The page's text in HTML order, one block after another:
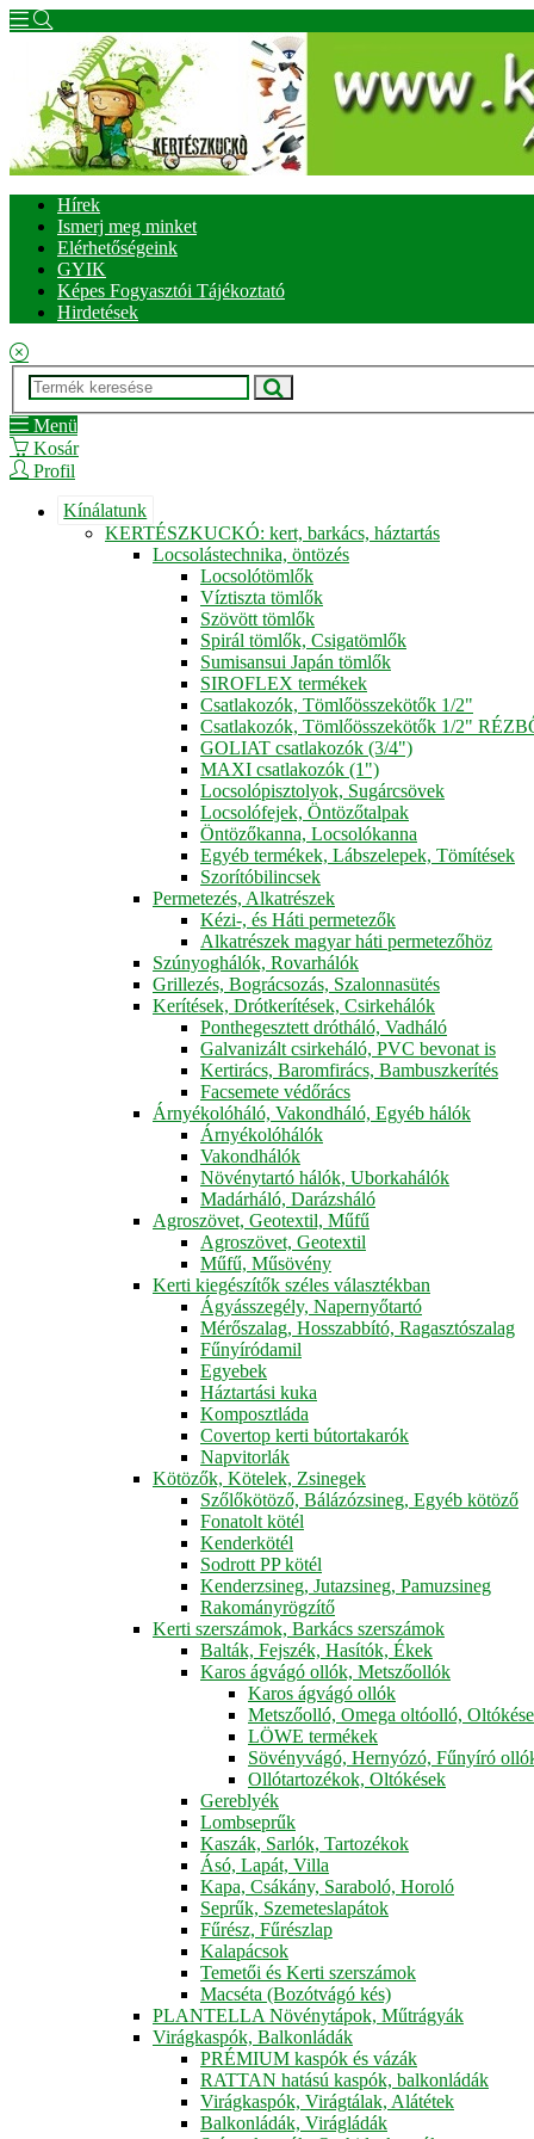
Hírek
Ismerj meg minket
Elérhetőségeink
GYIK
Képes Fogyasztói Tájékoztató
Hirdetések
Menü
Kosár
Profil
Kínálatunk
KERTÉSZKUCKÓ: kert, barkács, háztartás
Locsolástechnika, öntözés
Locsolótömlők
Víztiszta tömlők
Szövött tömlők
Spirál tömlők, Csigatömlők
Sumisansui Japán tömlők
SIROFLEX termékek
Csatlakozók, Tömlőösszekötők 1/2"
Csatlakozók, Tömlőösszekötők 1/2"
GOLIAT csatlakozók (3/4")
MAXI csatlakozók (1")
Locsolópisztolyok, Sugárcsövek
Locsolófejek, Öntözőtalpak
Öntözőkanna, Locsolókanna
Egyéb termékek, Lábszelepek, Tömítések
Szorítóbilincsek
Permetezés, Alkatrészek
Kézi-, és Háti permetezők
Alkatrészek magyar háti permetezőhöz
Szúnyoghálók, Rovarhálók
Grillezés, Bográcsozás, Szalonnasütés
Kerítések, Drótkerítések, Csirkehálók
Ponthegesztett drótháló, Vadháló
Galvanizált csirkeháló, PVC bevonat is
Kertirács, Baromfirács, Bambuszkerítés
Facsemete védőrács
Árnyékolóháló, Vakondháló, Egyéb hálók
Árnyékolóhálók
Vakondhálók
Növénytartó hálók, Uborkahálók
Madárháló, Darázsháló
Agroszövet, Geotextil, Műfű
Agroszövet, Geotextil
Műfű, Műsövény
Kerti kiegészítők széles választékban
Ágyásszegély, Napernyőtartó
Mérőszalag, Hosszabbító, Ragasztószalag
Fűnyíródamil
Egyebek
Háztartási kuka
Komposztláda
Covertop kerti bútortakarók
Napvitorlák
Kötözők, Kötelek, Zsinegek
Szőlőkötöző, Bálázózsineg, Egyéb kötöző
Fonatolt kötél
Kenderkötél
Sodrott PP kötél
Kenderzsineg, Jutazsineg, Pamuzsineg
Rakományrögzítő
Kerti szerszámok, Barkács szerszámok
Balták, Fejszék, Hasítók, Ékek
Karos ágvágó ollók, Metszőollók
Karos ágvágó ollók
Metszőolló, Omega oltóolló,
LÖWE termékek
Sövényvágó, Hernyózó, Fűnyíró
Ollótartozékok, Oltókések
Gereblyék
Lombseprűk
Kaszák, Sarlók, Tartozékok
Ásó, Lapát, Villa
Kapa, Csákány, Saraboló, Horoló
Seprűk, Szemeteslapátok
Fűrész, Fűrészlap
Kalapácsok
Temetői és Kerti szerszámok
Macséta (Bozótvágó kés)
PLANTELLA Növénytápok, Műtrágyák
Virágkaspók, Balkonládák
PRÉMIUM kaspók és vázák
RATTAN hatású kaspók, balkonládák
Virágkaspók, Virágtálak, Alátétek
Balkonládák, Virágládák